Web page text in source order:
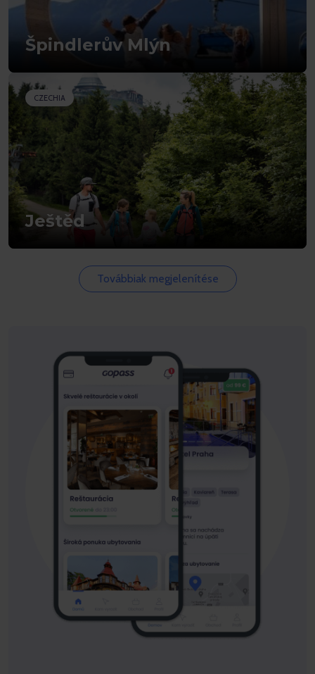
Špindlerův Mlýn
CZECHIA
Ještěd
Továbbiak megjelenítése